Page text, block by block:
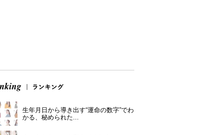
生年月日から導き出す“運命の数字”でわ
かる、秘められた...